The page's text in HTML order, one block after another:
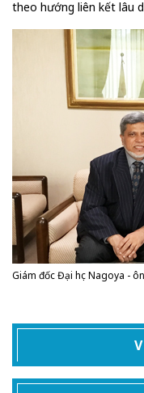
theo hướng liên kết lâu
Giám đốc Đại học Nagoya -